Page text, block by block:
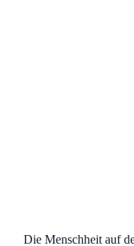
Die Menschheit auf